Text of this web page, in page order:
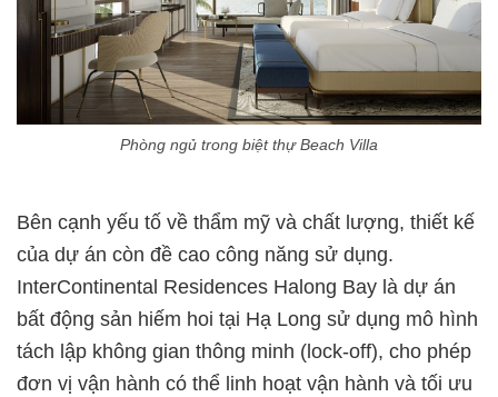
Phòng ngủ trong biệt thự Beach Villa
Bên cạnh yếu tố về thẩm mỹ và chất lượng, thiết kế
của dự án còn đề cao công năng sử dụng.
InterContinental Residences Halong Bay là dự án
bất động sản hiếm hoi tại Hạ Long sử dụng mô hình
tách lập không gian thông minh (lock-off), cho phép
đơn vị vận hành có thể linh hoạt vận hành và tối ưu